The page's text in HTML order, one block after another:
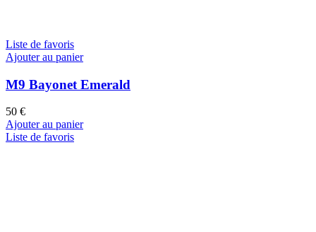
Liste de favoris
Ajouter au panier
M9 Bayonet Emerald
50 €
Ajouter au panier
Liste de favoris